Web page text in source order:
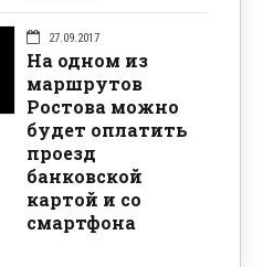
27.09.2017
На одном из
маршрутов
Ростова можно
будет оплатить
проезд
банковской
картой и со
смартфона